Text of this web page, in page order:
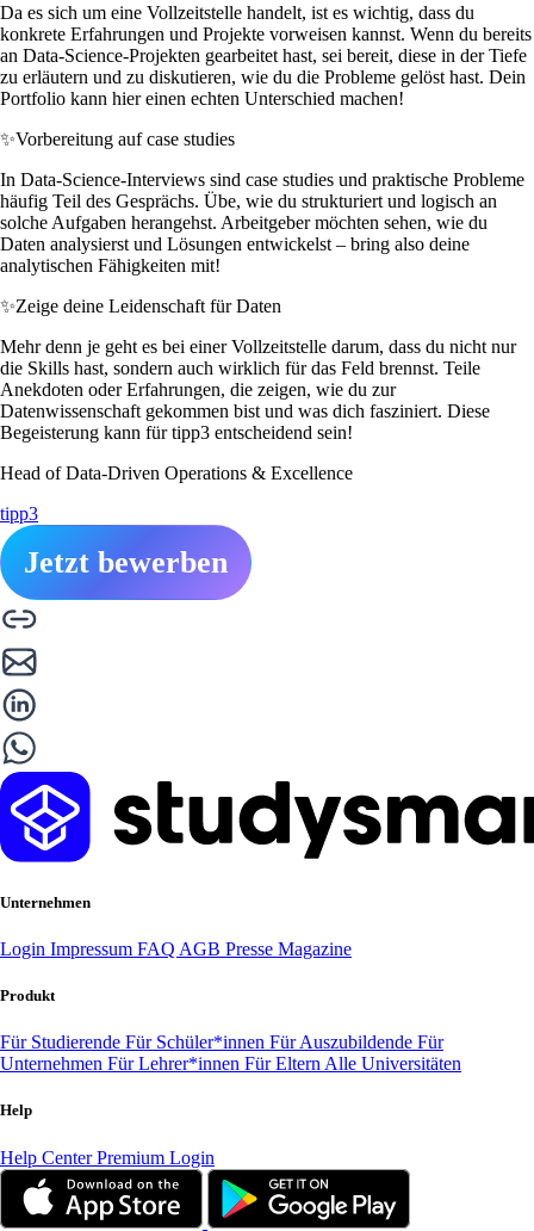
Da es sich um eine Vollzeitstelle handelt, ist es wichtig, dass du
konkrete Erfahrungen und Projekte vorweisen kannst. Wenn du bereits
an Data-Science-Projekten gearbeitet hast, sei bereit, diese in der Tiefe
zu erläutern und zu diskutieren, wie du die Probleme gelöst hast. Dein
Portfolio kann hier einen echten Unterschied machen!
✨Vorbereitung auf case studies
In Data-Science-Interviews sind case studies und praktische Probleme
häufig Teil des Gesprächs. Übe, wie du strukturiert und logisch an
solche Aufgaben herangehst. Arbeitgeber möchten sehen, wie du
Daten analysierst und Lösungen entwickelst – bring also deine
analytischen Fähigkeiten mit!
✨Zeige deine Leidenschaft für Daten
Mehr denn je geht es bei einer Vollzeitstelle darum, dass du nicht nur
die Skills hast, sondern auch wirklich für das Feld brennst. Teile
Anekdoten oder Erfahrungen, die zeigen, wie du zur
Datenwissenschaft gekommen bist und was dich fasziniert. Diese
Begeisterung kann für tipp3 entscheidend sein!
Head of Data-Driven Operations & Excellence
tipp3
Jetzt bewerben
Unternehmen
Login Impressum FAQ AGB Presse Magazine
Produkt
Für Studierende Für Schüler*innen Für Auszubildende Für
Unternehmen Für Lehrer*innen Für Eltern Alle Universitäten
Help
Help CenterPremium Login